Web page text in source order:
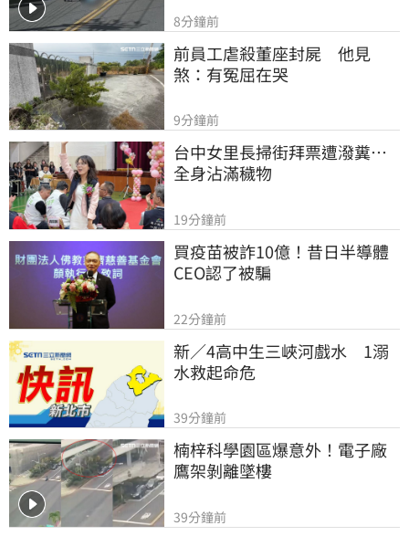
8分鐘前
前員工虐殺董座封屍　他見
煞：有冤屈在哭
9分鐘前
台中女里長掃街拜票遭潑糞⋯
全身沾滿穢物
19分鐘前
買疫苗被詐10億！昔日半導體
CEO認了被騙
22分鐘前
新／4高中生三峽河戲水　1溺
水救起命危
39分鐘前
楠梓科學園區爆意外！電子廠
鷹架剝離墜樓
39分鐘前